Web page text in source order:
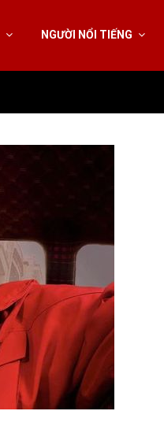
NGƯỜI NỔI TIẾNG